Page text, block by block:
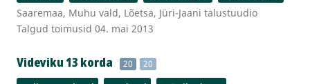
Saaremaa, Muhu vald, Lõetsa, Jüri-Jaani talustuudio
Talgud toimusid 04. mai 2013
Videviku 13 korda 20 20